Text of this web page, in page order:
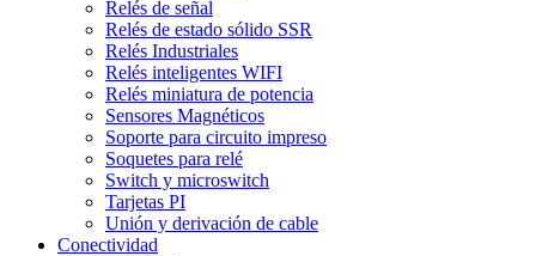
Relés de señal
Relés de estado sólido SSR
Relés Industriales
Relés inteligentes WIFI
Relés miniatura de potencia
Sensores Magnéticos
Soporte para circuito impreso
Soquetes para relé
Switch y microswitch
Tarjetas PI
Unión y derivación de cable
Conectividad